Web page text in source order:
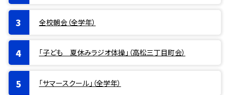
全校朝会（全学年）
「子ども 夏休みラジオ体操」（高松三丁目町会）
「サマースクール」（全学年）